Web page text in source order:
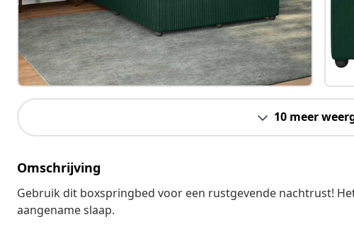
10 meer
Omschrijving
Gebruik dit boxspringbed voor een rustgevende nachtrust!
aangename slaap.